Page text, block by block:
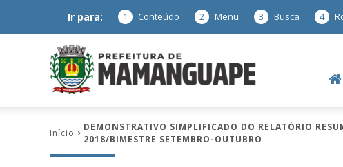
Ir para: 1 Conteúdo 2 Menu 3 Busca 4
de
Início
DEMONSTRATIVO SIMPLIFICADO DO RELATÓRIO
2018/BIMESTRE SETEMBRO-OUTUBRO